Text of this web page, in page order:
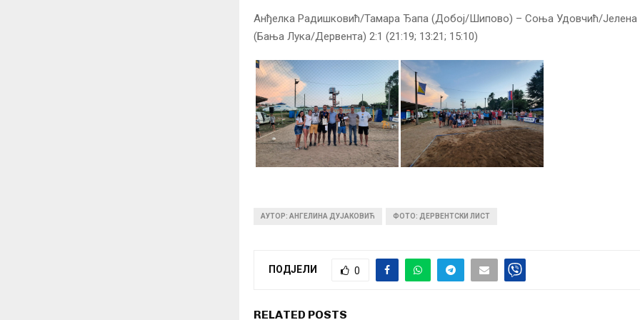
Анђелка Радишковић/Тамара Ђапа (Добој/Шипово) – Соња Удовчић/Јелена
(Бања Лука/Дервента) 2:1 (21:19; 13:21; 15:10)
АУТОР: АНГЕЛИНА ДУЈАКОВИЋ ФОТО: ДЕРВЕНТСКИ ЛИСТ
ПОДЈЕЛИ 0
RELATED POSTS